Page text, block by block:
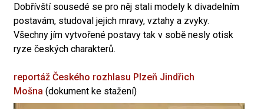
Dobřívští sousedé se pro něj stali modely k divadelním
postavám, studoval jejich mravy, vztahy a zvyky.
Všechny jím vytvořené postavy tak v sobě nesly otisk
ryze českých charakterů.
reportáž Českého rozhlasu Plzeň Jindřich
Mošna (dokument ke stažení)